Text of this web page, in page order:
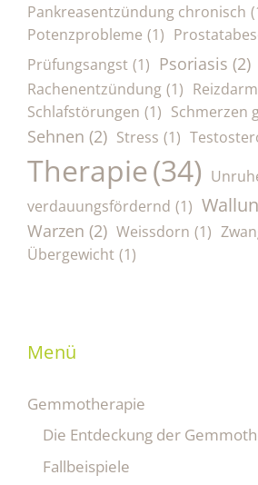
Pankreasentzündung chronisch
Potenzprobleme (1)
Prüfungsangst (1) Psoriasis (2)
Rachenentzündung (1) Reizdarm
Schlafstörungen (1) Schmerzen
Sehnen (2) Stress (1)
Therapie(34)
verdauungsfördernd (1)
Warzen (2) Weissdorn (1)
Übergewicht (1)
Menü
Gemmotherapie
Die Entdeckung der
Fallbeispiele